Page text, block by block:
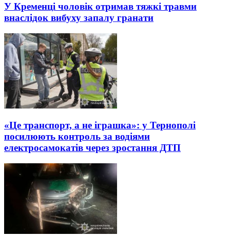
У Кременці чоловік отримав тяжкі травми
внаслідок вибуху запалу гранати
«Це транспорт, а не іграшка»: у Тернополі
посилюють контроль за водіями
електросамокатів через зростання ДТП